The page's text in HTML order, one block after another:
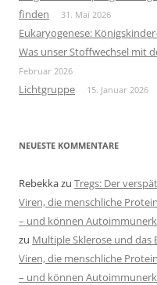
finden
31. Mai 2026
Eukaryogenese:
Was unser Stoffwechsel mit
Februar 2026
Lichtgruppe 15. Januar 2026
NEUESTE KOMMENTARE
Rebekkazu Tregs: Der
Viren, die menschliche
– und können
zu Multiple Sklerose und das
Viren, die menschliche
– und können